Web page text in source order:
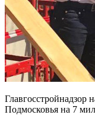
Главгосстройнадзор
Подмосковья на 7